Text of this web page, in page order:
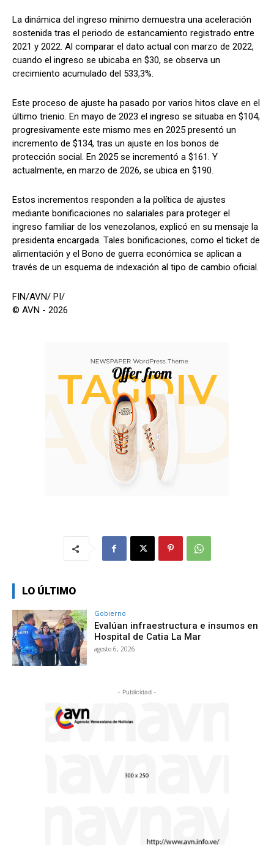
La dinámica del ingreso mínimo demuestra una aceleración
sostenida tras el periodo de estancamiento registrado entre
2021 y 2022. Al comparar el dato actual con marzo de 2022,
cuando el ingreso se ubicaba en $30, se observa un
crecimiento acumulado del 533,3%.
Este proceso de ajuste ha pasado por varios hitos clave en el
último trienio. En mayo de 2023 el ingreso se situaba en $104,
progresivamente este mismo mes en 2025 presentó un
incremento de $134, tras un ajuste en los bonos de
protección social. En 2025 se incrementó a $161. Y
actualmente, en marzo de 2026, se ubica en $190.
Estos incrementos responden a la política de ajustes
mediante bonificaciones no salariales para proteger el
ingreso familiar de los venezolanos, explicó en su mensaje la
presidenta encargada. Tales bonificaciones, como el ticket de
alimentación y el Bono de guerra económica se aplican a
través de un esquema de indexación al tipo de cambio oficial.
FIN/AVN/ PI/
© AVN - 2026
LO ÚLTIMO
Gobierno
Evalúan infraestructura e insumos en
Hospital de Catia La Mar
agosto 6, 2026
- Publicidad -